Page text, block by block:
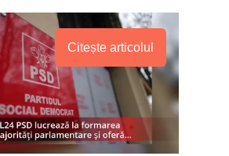
Citește articolul